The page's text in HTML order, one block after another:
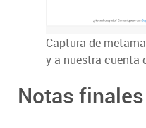
Captura de
y a nuestra cuenta
Notas finales